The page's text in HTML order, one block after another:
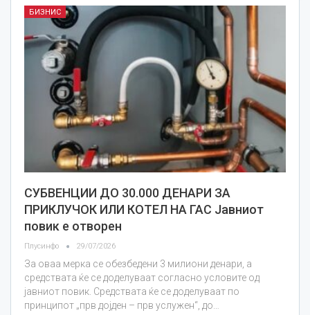
БИЗНИС
СУБВЕНЦИИ ДО 30.000 ДЕНАРИ ЗА
ПРИКЛУЧОК ИЛИ КОТЕЛ НА ГАС Јавниот
повик е отворен
Плусинфо 29/07/2026
За оваа мерка се обезбедени 3 милиони денари, а
средствата ќе се доделуваат согласно условите од
јавниот повик. Средствата ќе се доделуваат по
принципот „прв дојден – прв услужен“, до…